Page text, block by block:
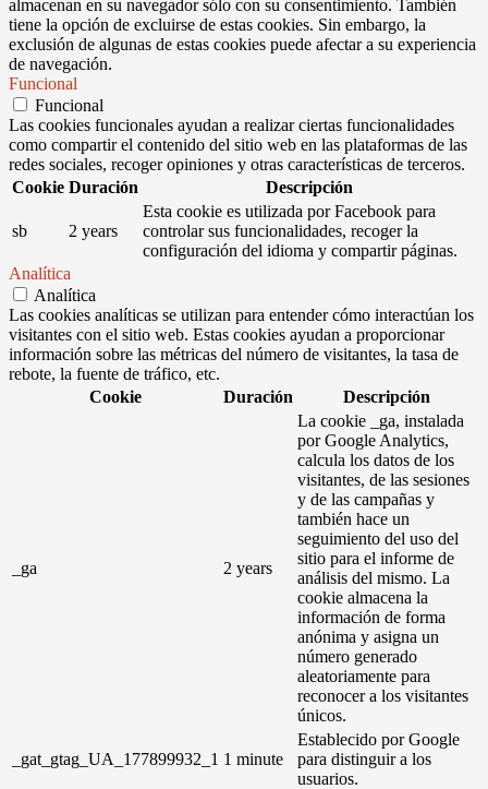
almacenan en su navegador sólo con su consentimiento. También
tiene la opción de excluirse de estas cookies. Sin embargo, la
exclusión de algunas de estas cookies puede afectar a su experiencia
de navegación.
Funcional
Funcional
Las cookies funcionales ayudan a realizar ciertas funcionalidades
como compartir el contenido del sitio web en las plataformas de las
redes sociales, recoger opiniones y otras características de terceros.
Cookie Duración Descripción
sb 2 years
Esta cookie es utilizada por Facebook para
controlar sus funcionalidades, recoger la
configuración del idioma y compartir páginas.
Analítica
Analítica
Las cookies analíticas se utilizan para entender cómo interactúan los
visitantes con el sitio web. Estas cookies ayudan a proporcionar
información sobre las métricas del número de visitantes, la tasa de
rebote, la fuente de tráfico, etc.
Cookie
Duración Descripción
_ga 2 years
La cookie _ga, instalada
por Google Analytics,
calcula los datos de los
visitantes, de las sesiones
y de las campañas y
también hace un
seguimiento del uso del
sitio para el informe de
análisis del mismo. La
cookie almacena la
información de forma
anónima y asigna un
número generado
aleatoriamente para
reconocer a los visitantes
únicos.
_gat_gtag_UA_177899932_1 1 minute
Establecido por Google
para distinguir a los
usuarios.